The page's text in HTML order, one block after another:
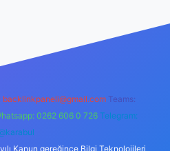
backlinkpaneli@gmail.com Teams:
0262 606 0 726 Telegram:
Kanun gereğince Bilgi Teknolojileri